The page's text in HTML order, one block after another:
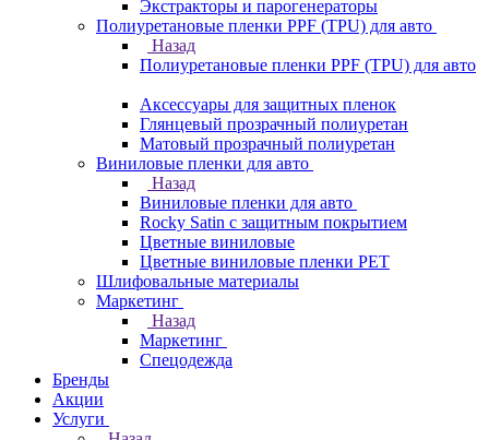
Экстракторы и парогенераторы
Полиуретановые пленки PPF (TPU) для авто
Назад
Полиуретановые пленки PPF (TPU) для авто
Аксессуары для защитных пленок
Глянцевый прозрачный полиуретан
Матовый прозрачный полиуретан
Виниловые пленки для авто
Назад
Виниловые пленки для авто
Rocky Satin с защитным покрытием
Цветные виниловые
Цветные виниловые пленки PET
Шлифовальные материалы
Маркетинг
Назад
Маркетинг
Спецодежда
Бренды
Акции
Услуги